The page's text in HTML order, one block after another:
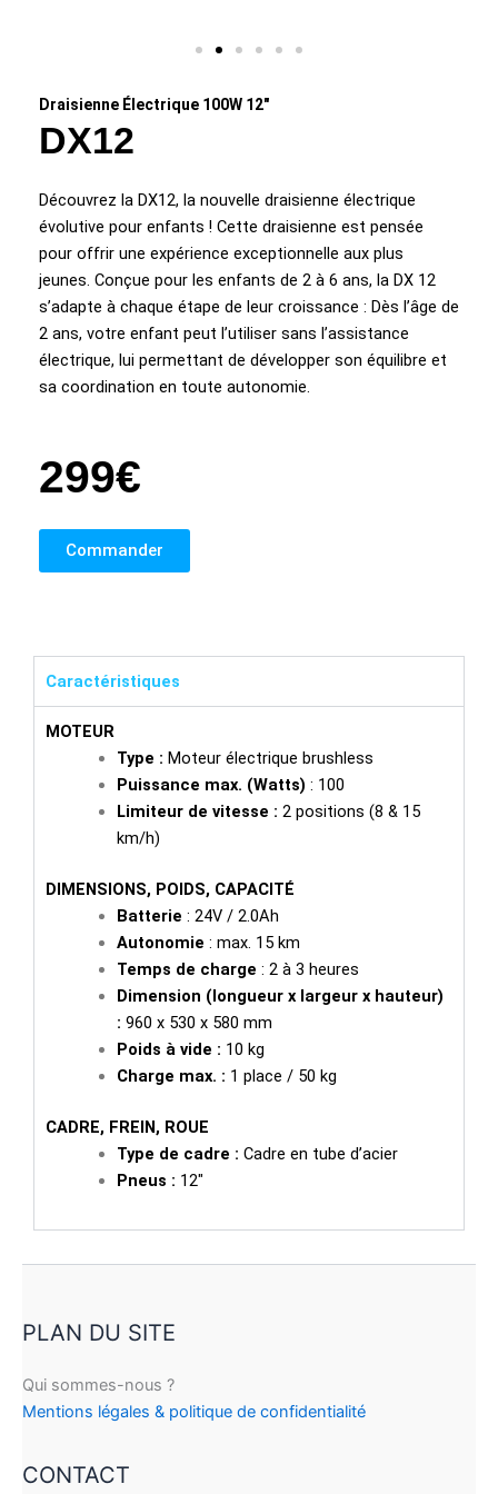
Draisienne Électrique 100W 12"
DX12
Découvrez la DX12, la nouvelle draisienne électrique
évolutive pour enfants ! Cette draisienne est pensée
pour offrir une expérience exceptionnelle aux plus
jeunes. Conçue pour les enfants de 2 à 6 ans, la DX 12
s’adapte à chaque étape de leur croissance : Dès l’âge de
2 ans, votre enfant peut l’utiliser sans l’assistance
électrique, lui permettant de développer son équilibre et
sa coordination en toute autonomie.
299€
Commander
Caractéristiques
MOTEUR
Type : Moteur électrique brushless
Puissance max. (Watts) : 100
Limiteur de vitesse : 2 positions (8 & 15
km/h)
DIMENSIONS, POIDS, CAPACITÉ
Batterie : 24V / 2.0Ah
Autonomie : max. 15 km
Temps de charge : 2 à 3 heures
Dimension (longueur x largeur x hauteur)
: 960 x 530 x 580 mm
Poids à vide : 10 kg
Charge max. : 1 place / 50 kg
CADRE, FREIN, ROUE
Type de cadre : Cadre en tube d’acier
Pneus : 12″
PLAN DU SITE
Qui sommes-nous ?
Mentions légales & politique de confidentialité
CONTACT